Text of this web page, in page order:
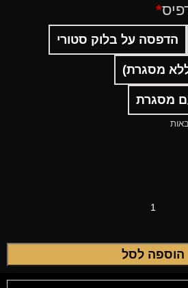
*
הדפסה על בלוק סטורי
מסגרת)
מסגרת
הוספה לסל